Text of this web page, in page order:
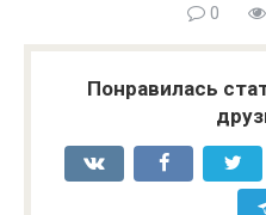
0
Понравилась